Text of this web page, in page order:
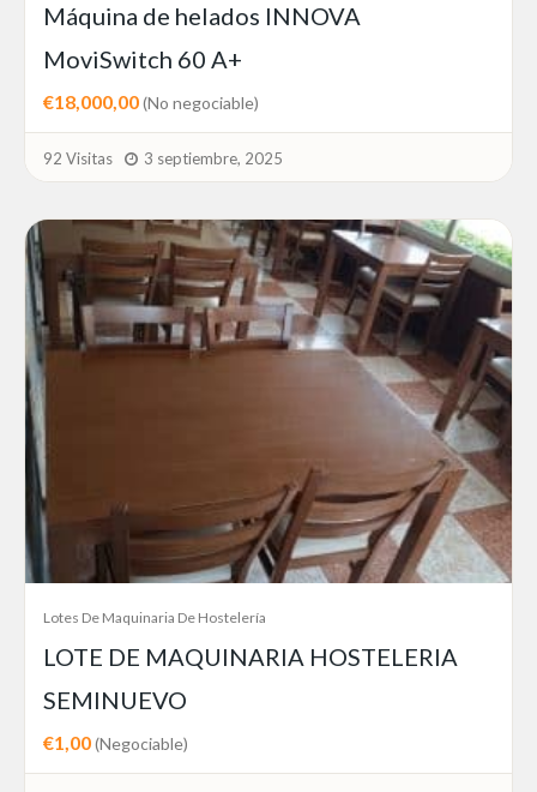
Máquina de helados INNOVA
MoviSwitch 60 A+
€18,000,00(No negociable)
92 Visitas 3 septiembre, 2025
Lotes De Maquinaria De Hostelería
LOTE DE MAQUINARIA HOSTELERIA
SEMINUEVO
€1,00(Negociable)